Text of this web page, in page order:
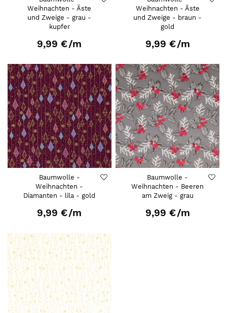
Weihnachten - Äste
und Zweige - grau -
kupfer
9,99 €/m
Weihnachten - Äste
und Zweige - braun -
gold
9,99 €/m
Baumwolle -
Weihnachten -
Diamanten - lila - gold
9,99 €/m
Baumwolle -
Weihnachten - Beeren
am Zweig - grau
9,99 €/m